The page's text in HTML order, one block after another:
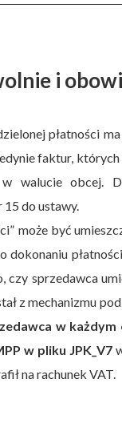
i
płatności
faktur,
walucie obcej.
15 do ustawy.
może być
czy sprzedawca
z mechanizmu
w
w pliku JPK_V7
na rachunek VAT.